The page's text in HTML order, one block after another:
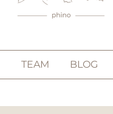
TEAM BLOG